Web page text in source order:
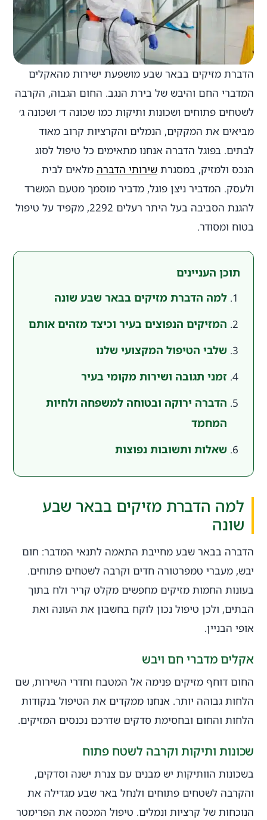
הדברת מזיקים בבאר שבע מושפעת ישירות מהאקלים
המדברי החם והיבש של בירת הנגב. החום הגבוה, הקרבה
לשטחים פתוחים ושכונות ותיקות כמו שכונה ד׳ ושכונה ג׳
מביאים את המקקים, הנמלים והקרציות קרוב מאוד
לבתים. בפוגל הדברה אנחנו מתאימים כל טיפול לסוג
הנכס ולמזיק, במסגרתשירותי הדברה מלאים לבית
ולעסק. המדביר ניצן פוגל, מדביר מוסמך מטעם המשרד
להגנת הסביבה בעל היתר רעלים 2292, מקפיד על טיפול
בטוח ומסודר.
תוכן העניינים
למה הדברת מזיקים בבאר שבע שונה
המזיקים הנפוצים בעיר וכיצד מזהים אותם
שלבי הטיפול המקצועי שלנו
זמני תגובה ושירות מקומי בעיר
הדברה ירוקה ובטוחה למשפחה ולחיות
המחמד
שאלות ותשובות נפוצות
למה הדברת מזיקים בבאר שבע
שונה
הדברה בבאר שבע מחייבת התאמה לתנאי המדבר: חום
יבש, מעברי טמפרטורה חדים וקרבה לשטחים פתוחים.
בעונות החמות מזיקים מחפשים מקלט קריר ולח בתוך
הבתים, ולכן טיפול נכון לוקח בחשבון את העונה ואת
אופי הבניין.
אקלים מדברי חם ויבש
החום דוחף מזיקים פנימה אל המטבח וחדרי השירות, שם
הלחות גבוהה יותר. אנחנו ממקדים את הטיפול בנקודות
הלחות והחום ובחסימת סדקים שדרכם נכנסים המזיקים.
שכונות ותיקות וקרבה לשטח פתוח
בשכונות הוותיקות יש מבנים עם צנרת ישנה וסדקים,
והקרבה לשטחים פתוחים ולנחל באר שבע מגדילה את
הנוכחות של קרציות ונמלים. טיפול המכסה את הפרימטר